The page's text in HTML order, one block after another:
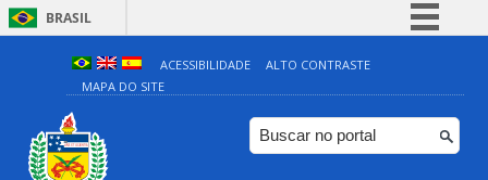
BRASIL
Simplifique!
Comunica BR
Participe
ACESSIBILIDADE
ALTO CONTRASTE
MAPA DO SITE